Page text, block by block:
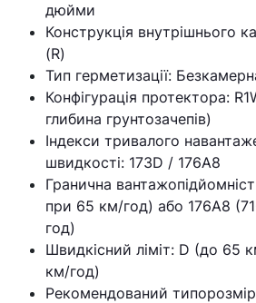
дюйми
Конструкція внутрішнього
(R)
Тип герметизації:
Конфігурація протектора:
глибина грунтозачепів)
Індекси тривалого
швидкості: 173D / 176A8
Гранична
при 65 км/год) або 176A8
год)
Швидкісний ліміт: D (до 65
км/год)
Рекомендований